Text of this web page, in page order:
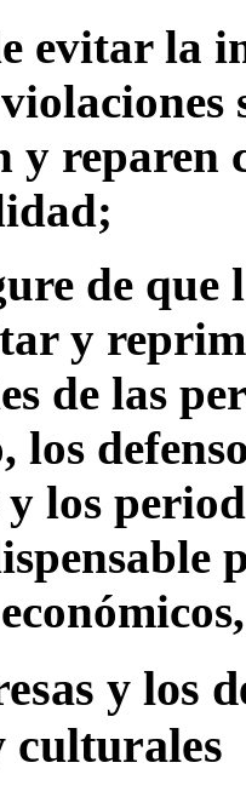
evitar la
y reparen
de
y
de las
los
los
y los
culturales